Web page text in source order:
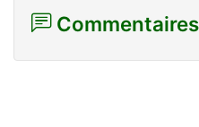
Commentaires